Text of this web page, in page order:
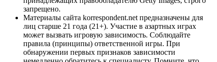
запрещено.
Материалы сайта korrespondent.net предназначены для
лиц старше 21 года (21+). Участие в азартных играх
может вызвать игровую зависимость. Соблюдайте
правила (принципы) ответственной игры. При
обнаружении первых признаков зависимости